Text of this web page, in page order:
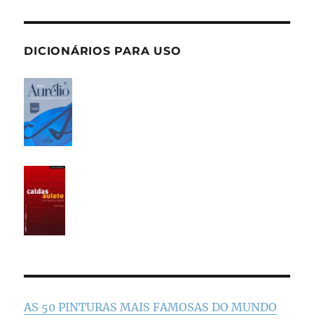
DICIONÁRIOS PARA USO
AS 50 PINTURAS MAIS FAMOSAS DO MUNDO